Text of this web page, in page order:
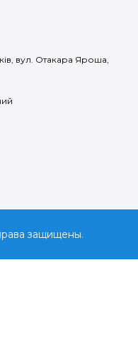
вул. Отакара Яроша,
защищены.